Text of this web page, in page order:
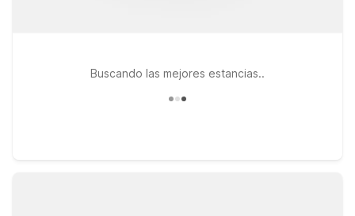
Buscando las mejores estancias..